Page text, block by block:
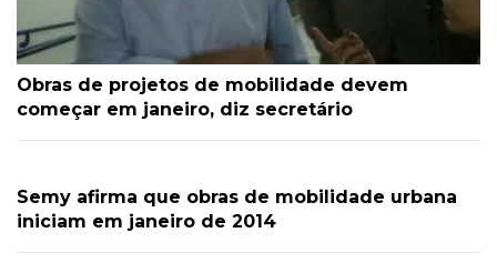
Obras de projetos de mobilidade devem
começar em janeiro, diz secretário
Semy afirma que obras de mobilidade urbana
iniciam em janeiro de 2014